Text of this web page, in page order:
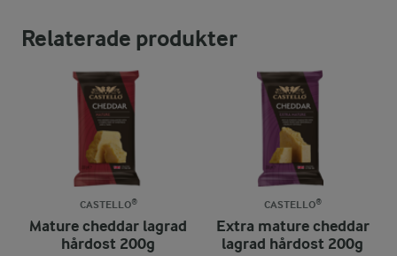
Relaterade produkter
CASTELLO®
Mature cheddar lagrad
hårdost 200g
CASTELLO®
Extra mature cheddar
lagrad hårdost 200g